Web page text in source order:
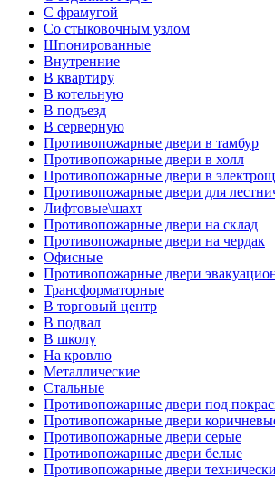
С фрамугой
Со стыковочным узлом
Шпонированные
Внутренние
В квартиру
В котельную
В подъезд
В серверную
Противопожарные двери в тамбур
Противопожарные двери в холл
Противопожарные двери в
Противопожарные двери для
Лифтовые\шахт
Противопожарные двери на склад
Противопожарные двери на чердак
Офисные
Противопожарные двери
Трансформаторные
В торговый центр
В подвал
В школу
На кровлю
Металлические
Стальные
Противопожарные двери под
Противопожарные двери
Противопожарные двери серые
Противопожарные двери белые
Противопожарные двери